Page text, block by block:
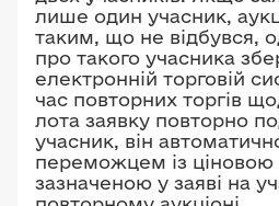
лише один учасник,
таким, що не відбувся,
про такого учасника
електронній торговій
час повторних торгів
лота заявку повторно
учасник, він
переможцем із ціновою
зазначеною у заяві на